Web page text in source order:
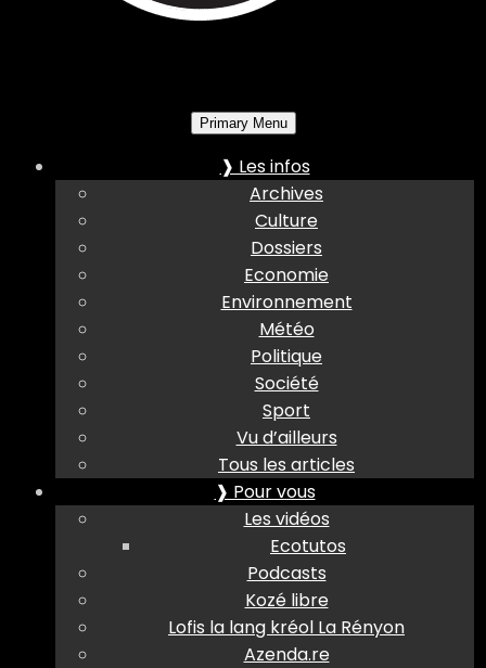
Primary Menu
❱ Les infos
Archives
Culture
Dossiers
Economie
Environnement
Météo
Politique
Société
Sport
Vu d’ailleurs
Tous les articles
❱ Pour vous
Les vidéos
Ecotutos
Podcasts
Kozé libre
Lofis la lang kréol La Rényon
Azenda.re